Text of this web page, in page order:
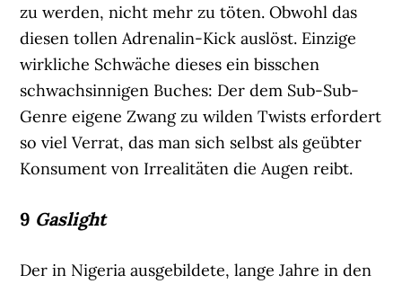
zu werden, nicht mehr zu töten. Obwohl das
diesen tollen Adrenalin-Kick auslöst. Einzige
wirkliche Schwäche dieses ein bisschen
schwachsinnigen Buches: Der dem Sub-Sub-
Genre eigene Zwang zu wilden Twists erfordert
so viel Verrat, das man sich selbst als geübter
Konsument von Irrealitäten die Augen reibt.
9 Gaslight
Der in Nigeria ausgebildete, lange Jahre in den